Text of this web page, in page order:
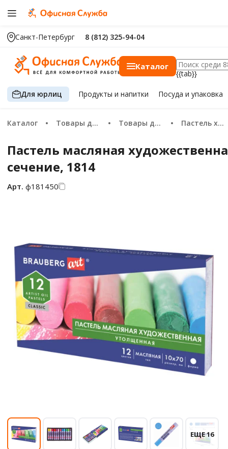
Санкт-Петербург 8 (812) 325-94-04
Каталог
{{tab}}
Для юрлиц Продуктыи напитки Посуда и упаковка
Каталог Товары для хобби и творчества Товары для художников Пастель художественная
Пастель масляная
сечение, 1814
Арт. ф181450
ЕЩЕ 16